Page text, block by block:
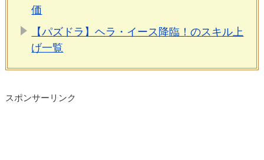
価
【パズドラ】ヘラ・イース降臨！のスキル上
げ一覧
スポンサーリンク